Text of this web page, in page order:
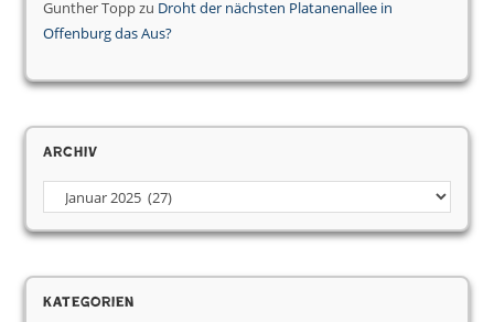
Gunther Toppzu Droht der nächsten Platanenallee in
Offenburg das Aus?
Archiv
Archiv
Kategorien